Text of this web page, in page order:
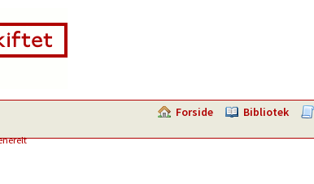
Forside Bibliotek